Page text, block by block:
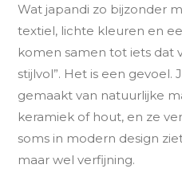
Wat japandi zo bijzonder
textiel, lichte kleuren en
komen samen tot iets dat
stijlvol”. Het is een gevoel.
gemaakt van natuurlijke
keramiek of hout, en ze
soms in modern design
maar wel verfijning.